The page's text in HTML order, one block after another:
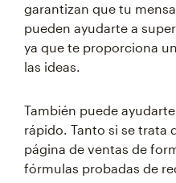
garantizan que tu
pueden ayudarte a
ya que te proporciona
las ideas.
También puede
rápido. Tanto si se trata
página de ventas de
fórmulas probadas de